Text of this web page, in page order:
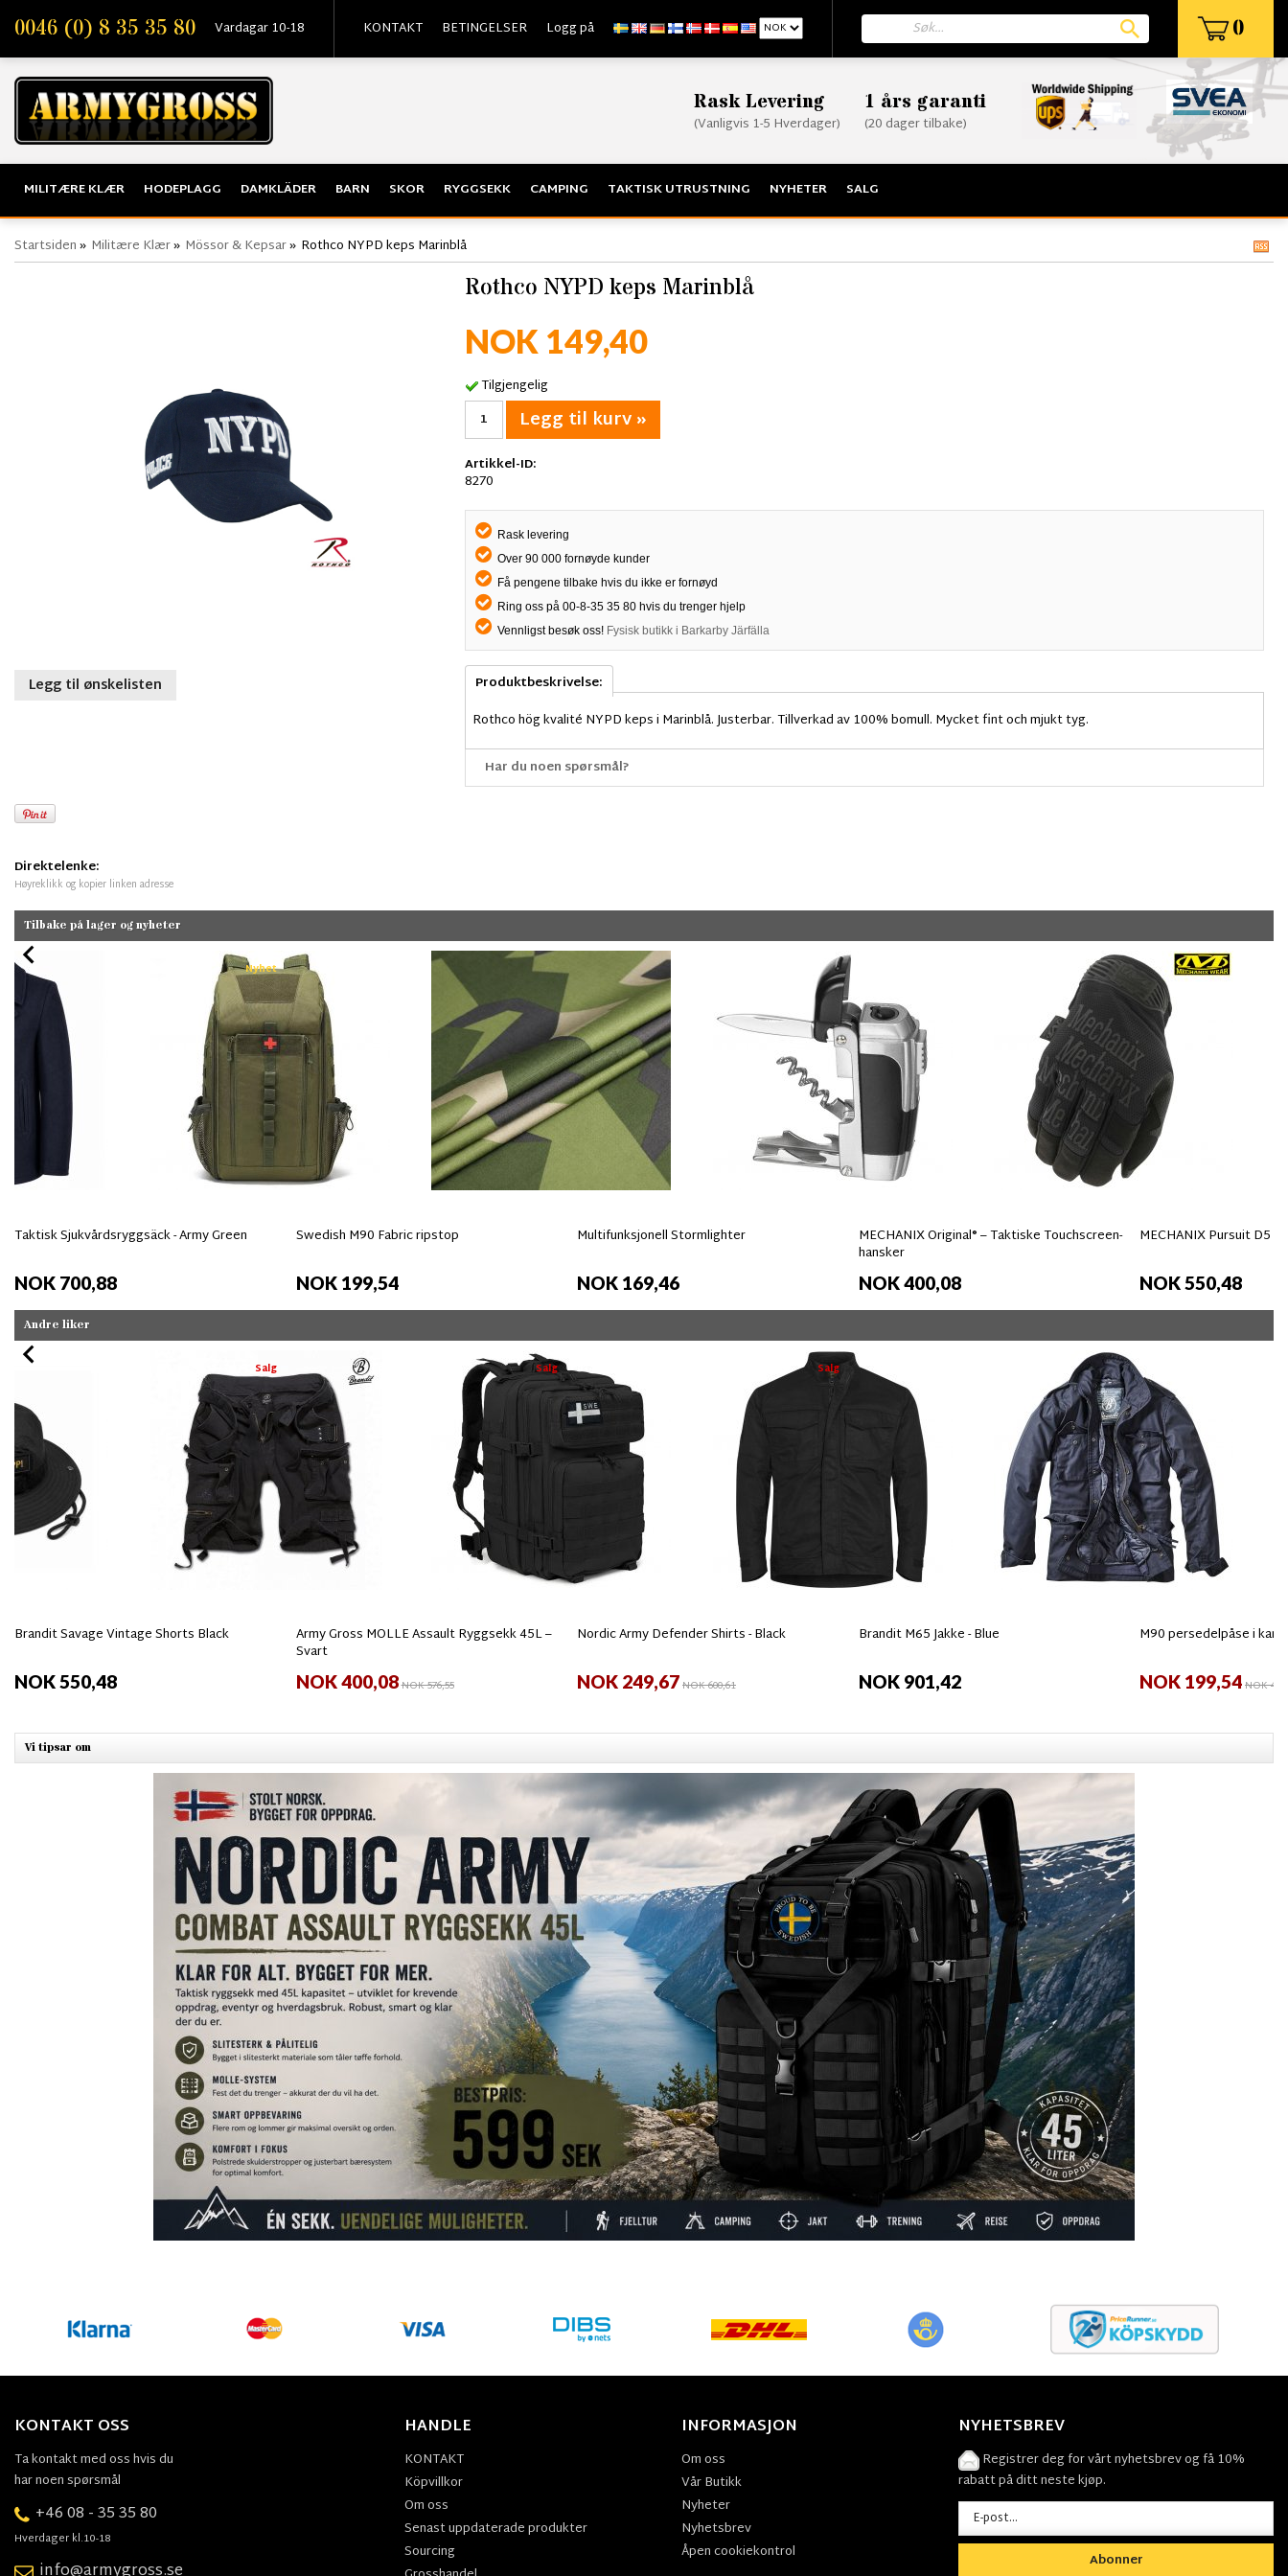
0046 (0) 8 35 35 80 Vardagar 10-18 KONTAKT BETINGELSER Logg på 0
Rask Levering
(Vanligvis 1-5 Hverdager)
1 års garanti
(20 dager tilbake)
MILITÆRE KLÆR HODEPLAGG DAMKLÄDER BARN SKOR RYGGSEKK CAMPING TAKTISK UTRUSTNING NYHETER SALG
Startsiden» Militære Klær» Mössor & Kepsar» Rothco NYPD keps Marinblå
Legg til ønskelisten
Direktelenke:
Høyreklikk og kopier linken adresse
Rothco NYPD keps Marinblå
NOK 149,40
Tilgjengelig
Legg til kurv »
Artikkel-ID:
8270
Rask levering
Over 90 000 fornøyde kunder
Få pengene tilbake hvis du ikke er fornøyd
Ring oss på 00-8-35 35 80 hvis du trenger hjelp
Vennligst besøk oss! Fysisk butikk i Barkarby Järfälla
Produktbeskrivelse:
Rothco hög kvalité NYPD keps i Marinblå. Justerbar. Tillverkad av 100% bomull. Mycket fint och mjukt tyg.
Har du noen spørsmål?
Tilbake på lager og nyheter
Nyhet
Taktisk Sjukvårdsryggsäck - Army Green
NOK 700,88
Swedish M90 Fabric ripstop
NOK 199,54
Multifunksjonell Stormlighter
NOK 169,46
MECHANIX Original® – Taktiske Touchscreen-
hansker
NOK 400,08
MECHANIX Pursuit D5
NOK 550,48
Andre liker
Salg
Brandit Savage Vintage Shorts Black
NOK 550,48
Salg
Army Gross MOLLE Assault Ryggsekk 45L –
Svart
NOK 400,08NOK 576,55
Salg
Nordic Army Defender Shirts - Black
NOK 249,67NOK 600,61
Brandit M65 Jakke - Blue
NOK 901,42
M90 persedelpåse i
NOK 199,54NOK
Vi tipsar om
KONTAKT OSS
Ta kontakt med oss hvis du
har noen spørsmål
+46 08 - 35 35 80
Hverdager kl.10-18
HANDLE
KONTAKT
Köpvillkor
Om oss
Senast uppdaterade produkter
Sourcing
INFORMASJON
Om oss
Vår Butikk
Nyheter
Nyhetsbrev
Åpen cookiekontrol
NYHETSBREV
Registrer deg for vårt nyhetsbrev og få 10%
rabatt på ditt neste kjøp.
Abonner